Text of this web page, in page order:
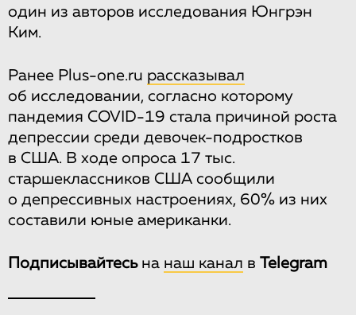
один из авторов исследования Юнгрэн
Ким.
Ранее Plus-one.ru рассказывал
об исследовании, согласно которому
пандемия COVID-19 стала причиной роста
депрессии среди девочек-подростков
в США. В ходе опроса 17 тыс.
старшеклассников США сообщили
о депрессивных настроениях, 60% из них
составили юные американки.
Подписывайтесьна наш канал в Telegram